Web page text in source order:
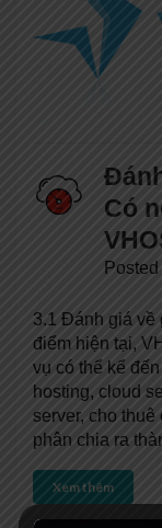
Có
3.1 Đánh giá về
điểm hiện tại,
vụ có thể kể
hosting, cloud
server, cho
phân chia ra
Xem thêm